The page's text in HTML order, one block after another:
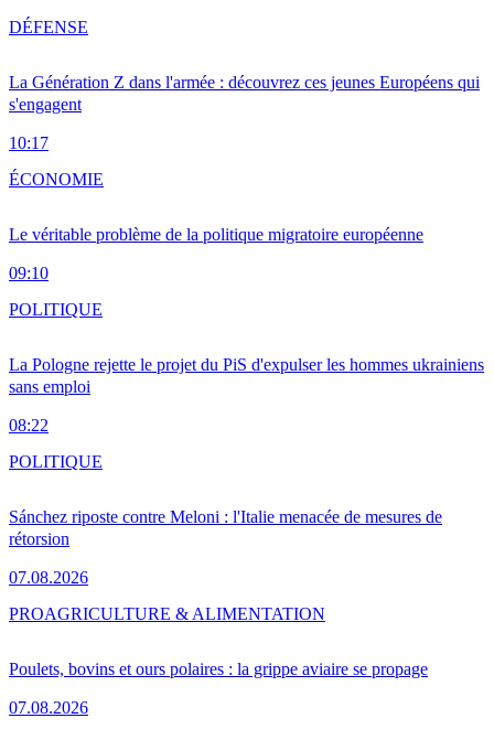
La Génération Z dans l'armée : découvrez ces jeunes Européens qui
s'engagent
10:17
DÉFENSE
Le véritable problème de la politique migratoire européenne
09:10
ÉCONOMIE
La Pologne rejette le projet du PiS d'expulser les hommes ukrainiens
sans emploi
08:22
POLITIQUE
Sánchez riposte contre Meloni : l'Italie menacée de mesures de
rétorsion
07.08.2026
POLITIQUE
Poulets, bovins et ours polaires : la grippe aviaire se propage
07.08.2026
PROAGRICULTURE & ALIMENTATION